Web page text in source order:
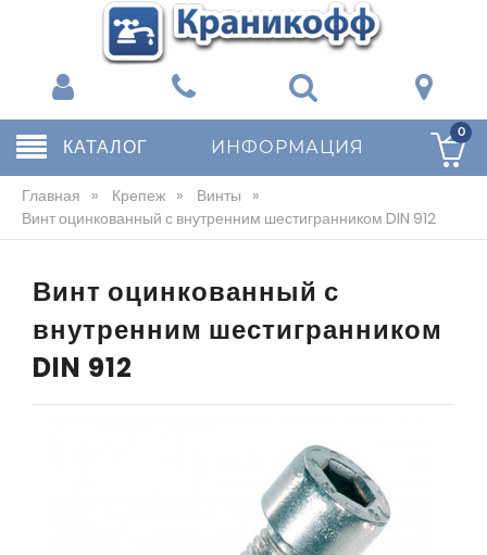
КАТАЛОГ ИНФОРМАЦИЯ
0
Главная » Крепеж » Винты »
Винт оцинкованный с внутренним шестигранником DIN 912
Винт оцинкованный с
внутренним шестигранником
DIN 912